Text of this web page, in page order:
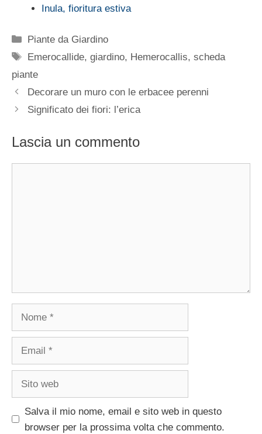
Inula, fioritura estiva
Categorie
Piante da Giardino
Tag
Emerocallide,giardino, Hemerocallis,scheda
piante
Decorare un muro con le erbacee perenni
Significato dei fiori: l’erica
Lascia un commento
Salva il mio nome, email e sito web in questo
browser per la prossima volta che commento.